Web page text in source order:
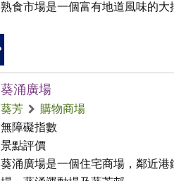
熟食市場是一個富有地道風味的
葵涌廣場
葵芳
購物商場
無障礙指數
景點評價
葵涌廣場是一個住宅商場，鄰近